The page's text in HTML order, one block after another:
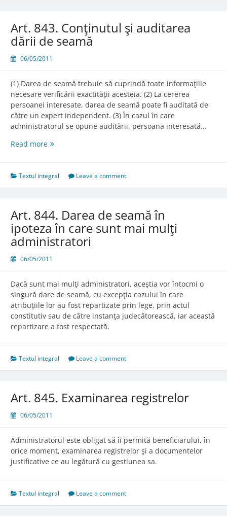
Art. 843. Conţinutul şi auditarea
dării de seamă
06/05/2011
(1) Darea de seamă trebuie să cuprindă toate informaţiile
necesare verificării exactităţii acesteia. (2) La cererea
persoanei interesate, darea de seamă poate fi auditată de
către un expert independent. (3) În cazul în care
administratorul se opune auditării, persoana interesată…
Read moreArt.
şi
auditarea
seamă
Textul integral Leave a comment
Art. 844. Darea de seamă în
ipoteza în care sunt mai mulţi
administratori
06/05/2011
Dacă sunt mai mulţi administratori, aceştia vor întocmi o
singură dare de seamă, cu excepţia cazului în care
atribuţiile lor au fost repartizate prin lege, prin actul
constitutiv sau de către instanţa judecătorească, iar această
repartizare a fost respectată.
Textul integral Leave a comment
Art. 845. Examinarea registrelor
06/05/2011
Administratorul este obligat să îi permită beneficiarului, în
orice moment, examinarea registrelor şi a documentelor
justificative ce au legătură cu gestiunea sa.
Textul integral Leave a comment